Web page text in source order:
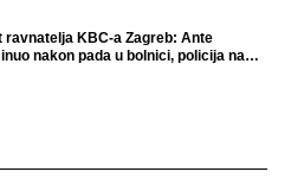
ravnatelja KBC-a Zagreb: Ante
nakon pada u bolnici, policija na